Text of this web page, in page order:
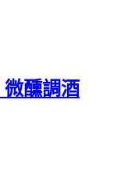
微醺調酒